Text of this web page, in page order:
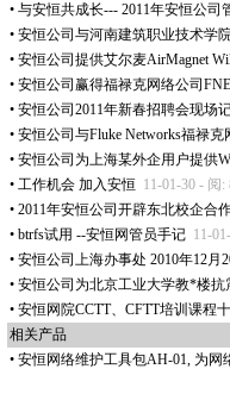
• 与安恒共成长--- 2011年安恒公司
• 安恒公司与河南建筑职业技术学
• 安恒公司提供艾尔麦AirMagnet
• 安恒公司赢得福禄克网络公司
• 安恒公司2011年新春招聘会现场
• 安恒公司与Fluke Networks福禄
• 安恒公司为上海某外企用户提供
• 工作机会 加入安恒 11-01-30 - 阅:
• 2011年安恒公司开辟东北校企合
• btrfs试用 --安恒网管员手记 11-
• 安恒公司上海办事处 2010年12月
• 安恒公司为北京工业大学教*楼抗
• 安恒网院CCTT、CFTT培训课程
相关产品
• 安恒网络维护工具包AH-01, 为